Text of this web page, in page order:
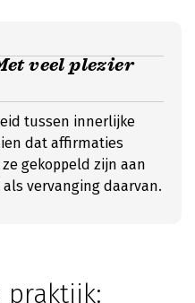
veel plezier
tussen innerlijke
dat affirmaties
gekoppeld zijn aan
vervanging daarvan.